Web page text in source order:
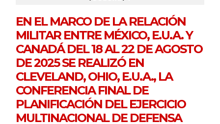
EN EL MARCO DE LA RELACIÓN
MILITAR ENTRE MÉXICO, E.U.A. Y
CANADÁ DEL 18 AL 22 DE AGOSTO
DE 2025 SE REALIZÓ EN
CLEVELAND, OHIO, E.U.A., LA
CONFERENCIA FINAL DE
PLANIFICACIÓN DEL EJERCICIO
MULTINACIONAL DE DEFENSA